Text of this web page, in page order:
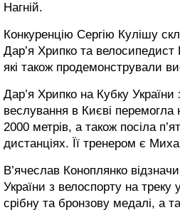
Нагній.
Конкуренцію Сергію Кулішу
Дар’я Хрипко та велосипедист
які також продемонстрували
Дар’я Хрипко на Кубку України
веслування в Києві перемогла
2000 метрів, а також посіла
дистанціях. Її тренером є
В’ячеслав Коноплянко
України з велоспорту на треку
срібну та бронзову медалі, а